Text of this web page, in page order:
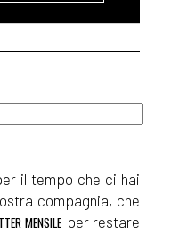
il tempo che ci hai
compagnia, che
MENSILE per restare